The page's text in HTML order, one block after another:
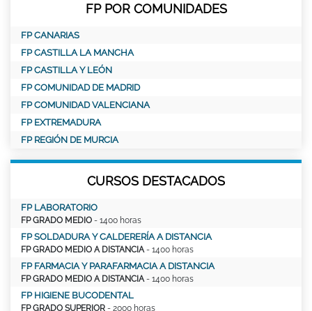
FP POR COMUNIDADES
FP CANARIAS
FP CASTILLA LA MANCHA
FP CASTILLA Y LEÓN
FP COMUNIDAD DE MADRID
FP COMUNIDAD VALENCIANA
FP EXTREMADURA
FP REGIÓN DE MURCIA
CURSOS DESTACADOS
FP LABORATORIO
FP GRADO MEDIO - 1400 horas
FP SOLDADURA Y CALDERERÍA A DISTANCIA
FP GRADO MEDIO A DISTANCIA - 1400 horas
FP FARMACIA Y PARAFARMACIA A DISTANCIA
FP GRADO MEDIO A DISTANCIA - 1400 horas
FP HIGIENE BUCODENTAL
FP GRADO SUPERIOR - 2000 horas